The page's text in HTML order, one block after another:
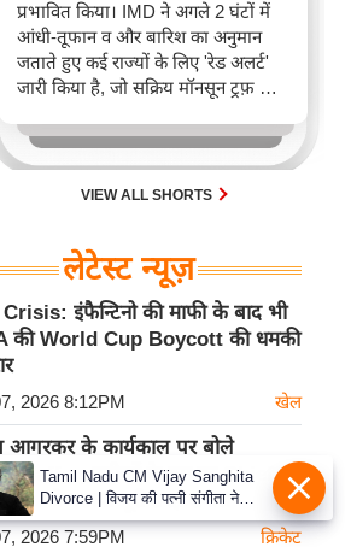
प्रभावित किया। IMD ने अगले 2 घंटों में
आंधी-तूफान व और बारिश का अनुमान
जताते हुए कई राज्यों के लिए 'रेड अलर्ट'
जारी किया है, जो सक्रिय मॉनसून ट्रफ़ और
जिससे यातायात बाधित होने के साथ-साथ
सफदरजंग अस्पताल में भी जलभराव की
स्थिति बनी।VIEW ALL SHORTS
लेटेस्ट न्यूज़
Crisis: इंफैन्टिनो की माफी के बाद भी
की World Cup Boycott की धमकी
2026 8:12PM खेल
आगरकर के कार्यकाल पर बोले
Jaffer, नतीजों के दम पर Chief
को बताया पूरी तरह सफल
2026 7:59PM क्रिकेट
Tamil Nadu CM Vijay Sanghita
Divorce | विजय की पत्नी संगीता ने
वापस ली तलाक की अर्जी, कोर्ट ने मामले
को किया निपटाया